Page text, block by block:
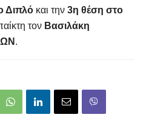
Διπλό και την 3η θέση στο
τον Βασιλάκη
.